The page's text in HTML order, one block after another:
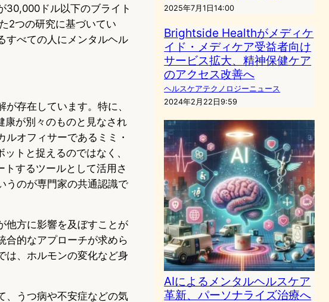
30,000ドル以下のブライト
2つの研究に基づいてい
すべての人にメンタルヘル
存在しています。特に、
康が別々のものと見なされ
オフィサーであるミミ・
トと捉えるのではなく、
するツールとして活用さ
うのが専門家の共通認識で
他方に影響を及ぼすことが
合的なアプローチが求めら
は、ホルモンの変化など身
、うつ病や不安症などの気
2025年7月1日14:00
Brightside Healthがメディケ
イド・メディケア受益者向け
サービス拡大、精神保健ケア
のアクセス改善へ
ヘルスケアテクノロジーニュース
2024年2月22日9:59
AIによるメンタルヘルスケア
革新、パーソナライズ治療へ